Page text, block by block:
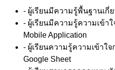
- ผู้เรียนมีความรู้พื้นฐานเกี่
- ผู้เรียนมีความรู้ความเข้
Mobile Application
- ผู้เรียนความรู้ความเข้าใ
Google Sheet